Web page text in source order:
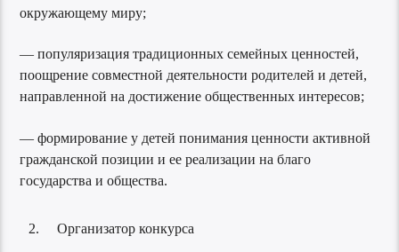
окружающему миру;
— популяризация традиционных семейных ценностей,
поощрение совместной деятельности родителей и детей,
направленной на достижение общественных интересов;
— формирование у детей понимания ценности активной
гражданской позиции и ее реализации на благо
государства и общества.
Организатор конкурса